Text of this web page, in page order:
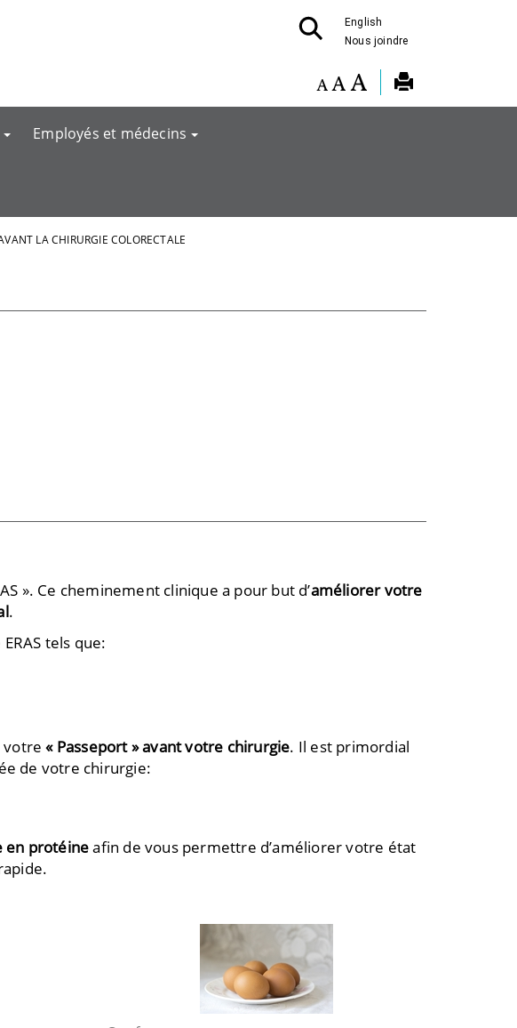
English
Nous joindre
Employés et médecins
LA CHIRURGIE COLORECTALE
». Ce cheminement clinique a pour but d’améliorer votre
.
tels que:
votre« Passeport » avant votre chirurgie. Il est primordial
de votre chirurgie:
en protéineafin de vous permettre d’améliorer votre état